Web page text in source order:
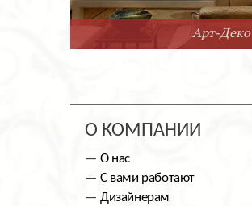
Арт-Деко
О КОМПАНИИ
О нас
С вами работают
Дизайнерам